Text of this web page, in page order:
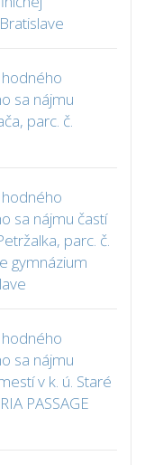
sa nájmu
parc. č.
sa nájmu častí
parc. č.
gymnázium
sa nájmu
v k. ú. Staré
PASSAGE